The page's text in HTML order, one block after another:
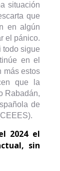
situación
que
en algún
el pánico.
todo sigue
en el
más estos
que la
Rabadán,
de
2024 el
sin